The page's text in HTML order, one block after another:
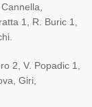
1, R. Buric 1,
2, V. Popadic 1,
Giri,